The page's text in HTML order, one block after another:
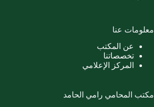
معلومات عنا
عن المكتب
تخصصاتنا
المركز الإعلامي
مكتب المحامي رامي الحامد